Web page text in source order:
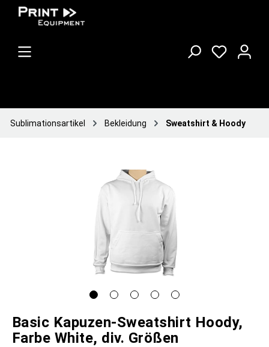
Sublimationsartikel Bekleidung Sweatshirt & Hoody
Basic Kapuzen-Sweatshirt Hoody,
Farbe White, div. Größen